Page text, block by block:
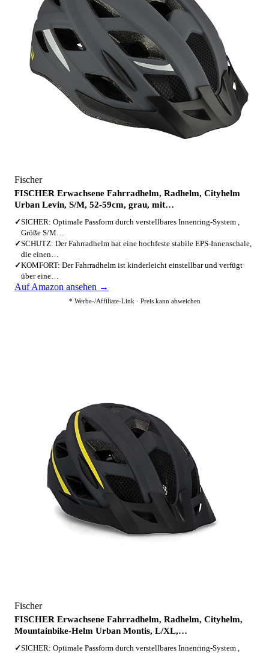
Fischer
FISCHER Erwachsene Fahrradhelm, Radhelm, Cityhelm
Urban Levin, S/M, 52-59cm, grau, mit…
✓SICHER: Optimale Passform durch verstellbares Innenring-System ,
Größe S/M…
✓SCHUTZ: Der Fahrradhelm hat eine hochfeste stabile EPS-Innenschale,
die einen…
✓KOMFORT: Der Fahrradhelm ist kinderleicht einstellbar und verfügt
über eine…
Auf Amazon ansehen →
* Werbe-/Affiliate-Link · Preis kann abweichen
Fischer
FISCHER Erwachsene Fahrradhelm, Radhelm, Cityhelm,
Mountainbike-Helm Urban Montis, L/XL,…
✓SICHER: Optimale Passform durch verstellbares Innenring-System ,